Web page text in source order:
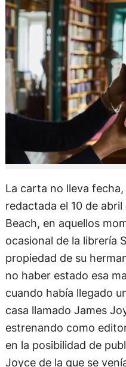
La carta no lleva
redactada el 10 de abril
Beach, en aquellos
ocasional de la librería
propiedad de su
no haber estado esa
cuando había llegado
casa llamado James
estrenando como
en la posibilidad de
Joyce de la que se